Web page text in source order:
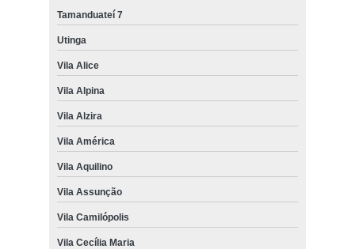
Tamanduateí 7
Utinga
Vila Alice
Vila Alpina
Vila Alzira
Vila América
Vila Aquilino
Vila Assunção
Vila Camilópolis
Vila Cecília Maria